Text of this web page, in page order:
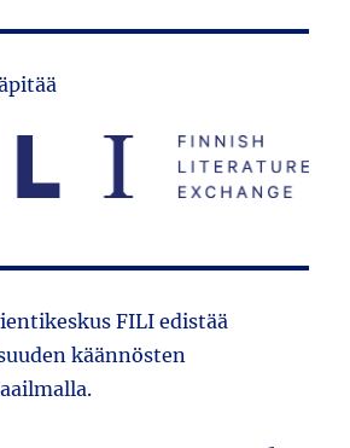
FILI edistää
käännösten